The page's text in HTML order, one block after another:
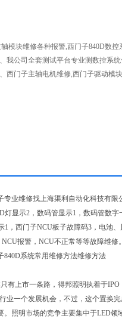
模块维修各种报警,西门子840D数
我公司全套测试平台专业测数控系
西门子主轴电机维修,西门子驱动模
业维修找上海渠利自动化科技有限
显示2，数码管显示1，数码管数字
，西门子NCU板子故障码3，电池、
报警，NCU不正常等等故障维修
840D系统常用维修方法维修方法
上市一条路，得邦照明执着于IPO
业一个发展机会，不过，这个置换
照明市场的竞争主要集中于LED领